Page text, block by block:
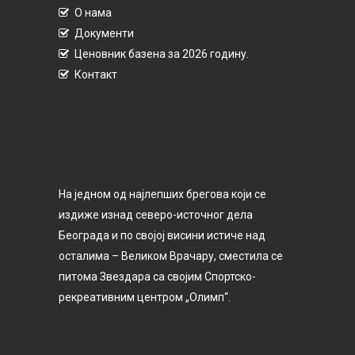
О нама
Документи
Ценовник базена за 2026 годину.
Контакт
На једном од најлепших брегова који се
издиже изнад северо-источног дела
Београда и по својој висини истиче над
осталима – Великом Врачару, сместила се
питома Звездара са својим Спортско-
рекреативним центром „Олимп“.